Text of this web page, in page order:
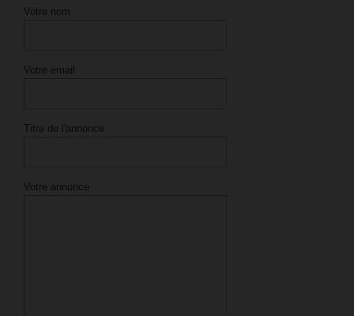
Votre nom
Votre email
Titre de l'annonce
Votre annonce